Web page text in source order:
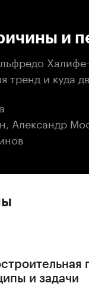
и
тренд и куда
Александр
и задачи